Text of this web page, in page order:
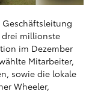
drei millionste
im Dezember
Mitarbeiter,
sowie die lokale
Wheeler,